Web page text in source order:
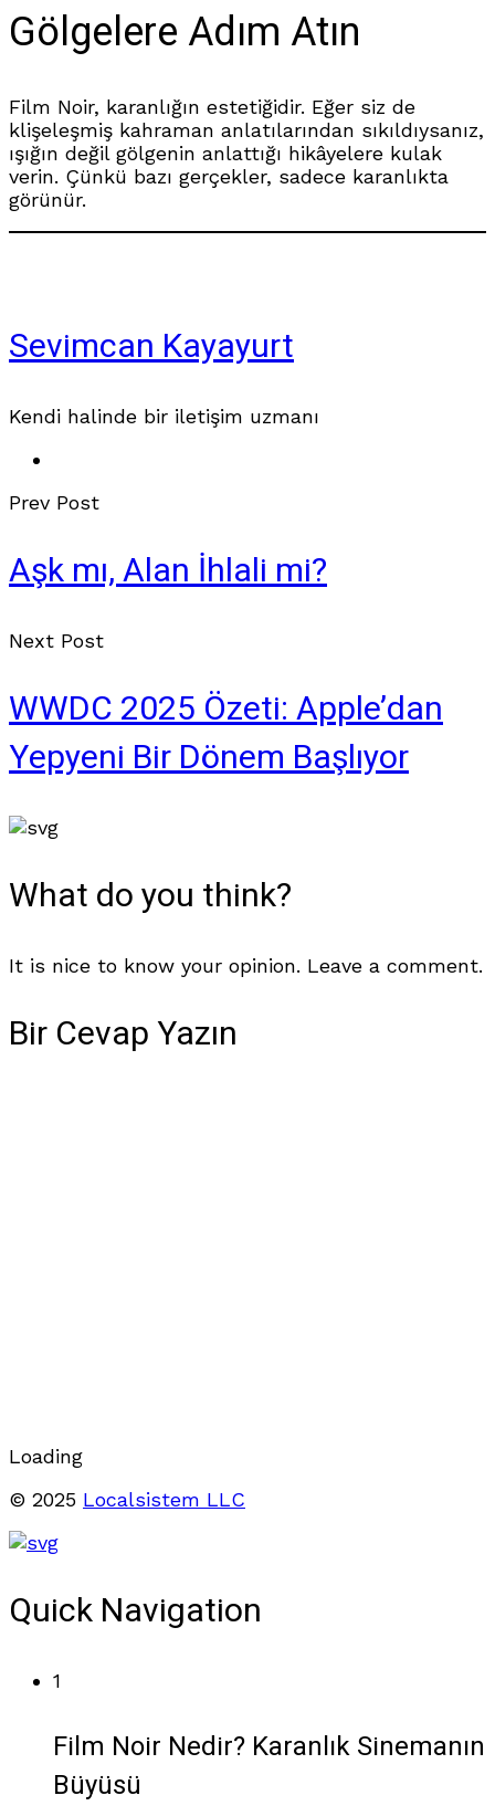
Gölgelere Adım Atın
Film Noir, karanlığın estetiğidir. Eğer siz de
klişeleşmiş kahraman anlatılarından sıkıldıysanız,
ışığın değil gölgenin anlattığı hikâyelere kulak
verin. Çünkü bazı gerçekler, sadece karanlıkta
görünür.
Sevimcan Kayayurt
Kendi halinde bir iletişim uzmanı
Prev Post
Aşk mı, Alan İhlali mi?
Next Post
WWDC 2025 Özeti: Apple’dan
Yepyeni Bir Dönem Başlıyor
What do you think?
It is nice to know your opinion. Leave a comment.
Bir Cevap Yazın
Loading
© 2025 Localsistem LLC
Quick Navigation
1
Film Noir Nedir? Karanlık Sinemanın
Büyüsü